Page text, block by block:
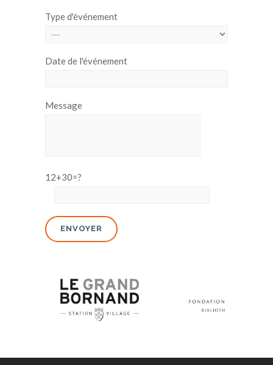
Type d'événement
Date de l'événement
Message
12+30=?